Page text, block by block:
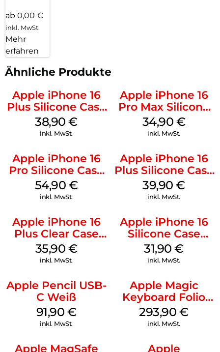
ab 0,00 €
inkl. MwSt.
Mehr
erfahren
Ähnliche Produkte
Apple iPhone 16
Plus Silicone Case
MagSafe Denim
38,90€
inkl. MwSt.
Apple iPhone 16
Pro Max Silicone
Case MagSafe
Denim
34,90 €
inkl. MwSt.
Apple iPhone 16
Pro Silicone Case
MagSafe Black
54,90 €
inkl. MwSt.
Apple iPhone 16
Plus Silicone Case
MagSafe Plum
39,90€
inkl. MwSt.
Apple iPhone 16
Plus Clear Case
MagSafe
Transparent
35,90 €
inkl. MwSt.
Apple iPhone 16
Silicone Case
MagSafe Fuchsia
31,90€
inkl. MwSt.
Apple Pencil USB-
C Weiß
91,90 €
inkl. MwSt.
Apple Magic
Keyboard Folio
iPad 10.9″ (10.Gen.)
Weiß
293,90€
inkl. MwSt.
Apple MagSafe Apple